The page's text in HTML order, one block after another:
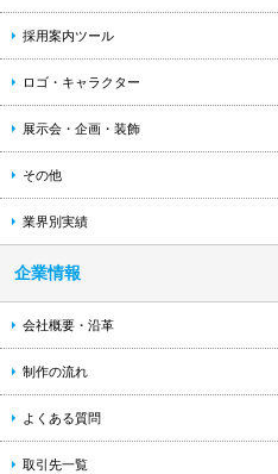
採用案内ツール
ロゴ・キャラクター
展示会・企画・装飾
その他
業界別実績
企業情報
会社概要・沿革
制作の流れ
よくある質問
取引先一覧